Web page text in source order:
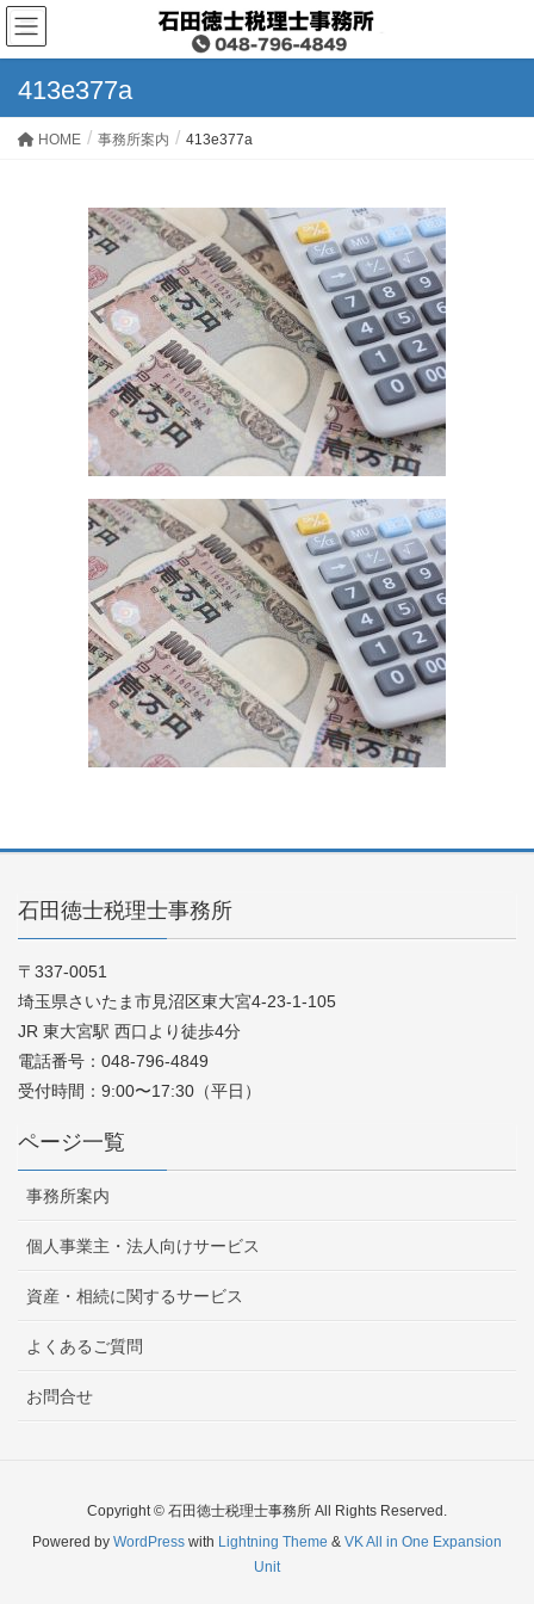
413e377a
HOME 事務所案内 413e377a
石田徳士税理士事務所
〒337-0051
埼玉県さいたま市見沼区東大宮4-23-1-105
JR 東大宮駅 西口より徒歩4分
電話番号：048-796-4849
受付時間：9:00〜17:30（平日）
ページ一覧
事務所案内
個人事業主・法人向けサービス
資産・相続に関するサービス
よくあるご質問
お問合せ
Copyright © 石田徳士税理士事務所 All Rights Reserved.
Powered by WordPress with Lightning Theme & VK All in One Expansion
Unit